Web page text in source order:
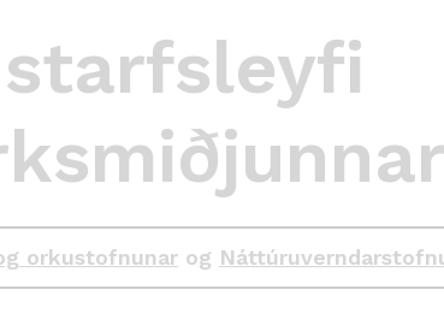
orkustofnunar og